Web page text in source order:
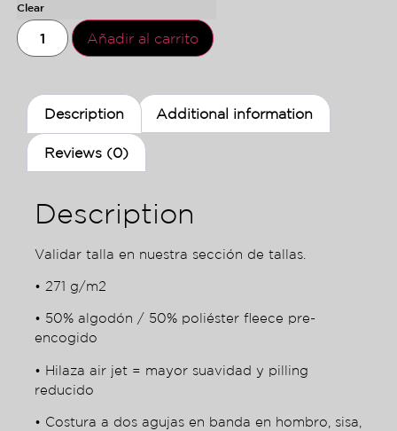
Clear
Añadir al carrito
Description Additional information
Reviews (0)
Description
Validar talla en nuestra sección de tallas.
• 271 g/m2
• 50% algodón / 50% poliéster fleece pre-
encogido
• Hilaza air jet = mayor suavidad y pilling
reducido
• Costura a dos agujas en banda en hombro, sisa,